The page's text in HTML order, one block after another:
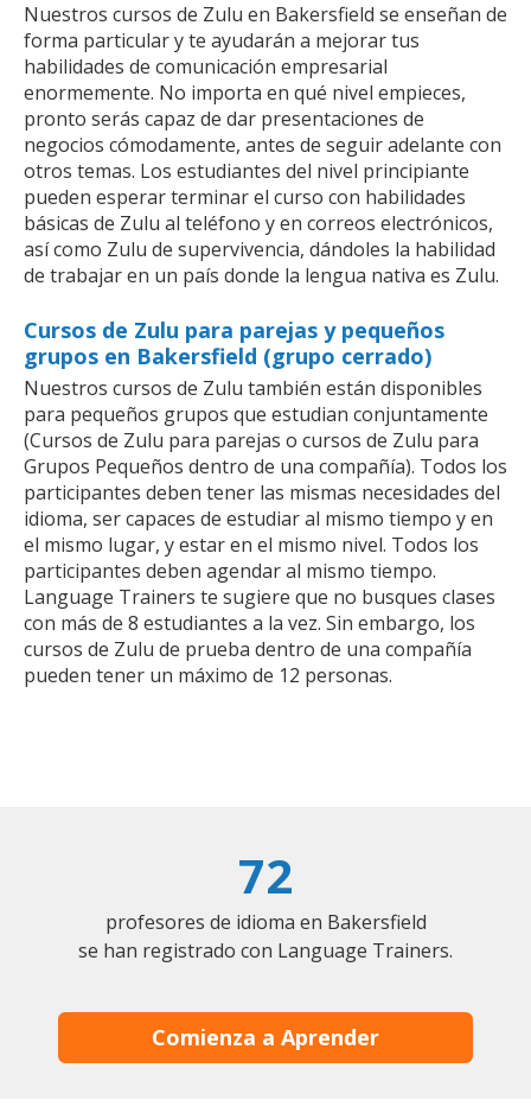
Nuestros cursos de Zulu en Bakersfield se enseñan de
forma particular y te ayudarán a mejorar tus
habilidades de comunicación empresarial
enormemente. No importa en qué nivel empieces,
pronto serás capaz de dar presentaciones de
negocios cómodamente, antes de seguir adelante con
otros temas. Los estudiantes del nivel principiante
pueden esperar terminar el curso con habilidades
básicas de Zulu al teléfono y en correos electrónicos,
así como Zulu de supervivencia, dándoles la habilidad
de trabajar en un país donde la lengua nativa es Zulu.
Cursos de Zulu para parejas y pequeños
grupos en Bakersfield (grupo cerrado)
Nuestros cursos de Zulu también están disponibles
para pequeños grupos que estudian conjuntamente
(Cursos de Zulu para parejas o cursos de Zulu para
Grupos Pequeños dentro de una compañía). Todos los
participantes deben tener las mismas necesidades del
idioma, ser capaces de estudiar al mismo tiempo y en
el mismo lugar, y estar en el mismo nivel. Todos los
participantes deben agendar al mismo tiempo.
Language Trainers te sugiere que no busques clases
con más de 8 estudiantes a la vez. Sin embargo, los
cursos de Zulu de prueba dentro de una compañía
pueden tener un máximo de 12 personas.
72
profesores de idioma en Bakersfield
se han registrado con Language Trainers.
Comienza a Aprender